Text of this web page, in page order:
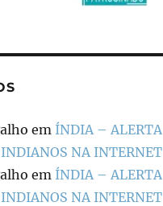
em ÍNDIA – ALERTA
INDIANOS NA INTERNET
em ÍNDIA – ALERTA
INDIANOS NA INTERNET